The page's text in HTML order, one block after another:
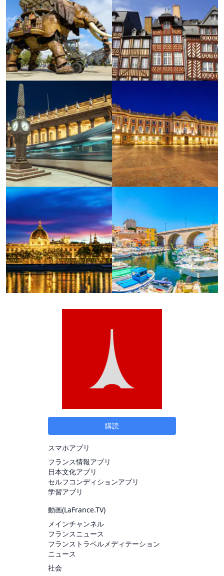
購読
スマホアプリ
フランス情報アプリ
日本文化アプリ
セルフコンディションアプリ
学習アプリ
動画(LaFrance.TV)
メインチャンネル
フランスニュース
フランストラベルメディテーション
ニュース
社会